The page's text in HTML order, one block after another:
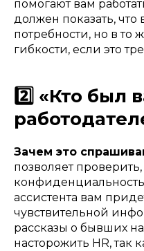
помогают вам
должен показать,
потребности, но в то
гибкости, если это
2️⃣ «Кто был
Зачем это
позволяет
ассистента вам
чувствительной
рассказы о бывших
насторожить HR, так